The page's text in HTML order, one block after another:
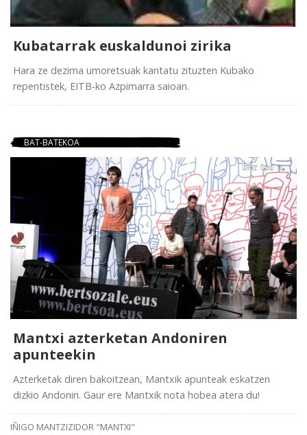
Kubatarrak euskaldunoi zirika
Hara ze dezima umoretsuak kantatu zituzten Kubako
repentistek, EITB-ko Azpimarra saioan.
BAT-BATEKOA
Mantxi azterketan Andoniren
apunteekin
Azterketak diren bakoitzean, Mantxik apunteak eskatzen
dizkio Andoniri. Gaur ere Mantxik nota hobea atera du!
IÑIGO MANTZIZIDOR "MANTXI"